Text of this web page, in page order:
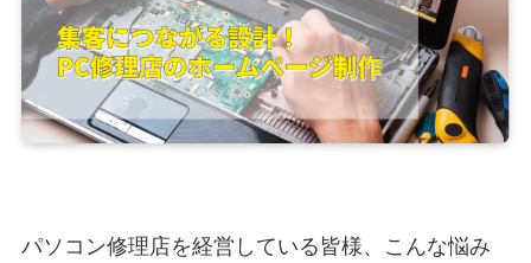
パソコン修理店を経営している皆様、こんな悩み